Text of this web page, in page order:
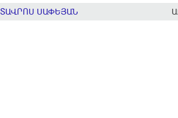
ՏԱՎՐՈՍ ՍԱՓԵՅԱՆ